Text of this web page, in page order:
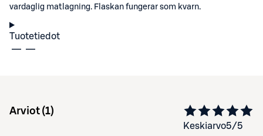
vardaglig matlagning. Flaskan fungerar som kvarn.
Tuotetiedot
Arviot (1)
Keskiarvo5/5